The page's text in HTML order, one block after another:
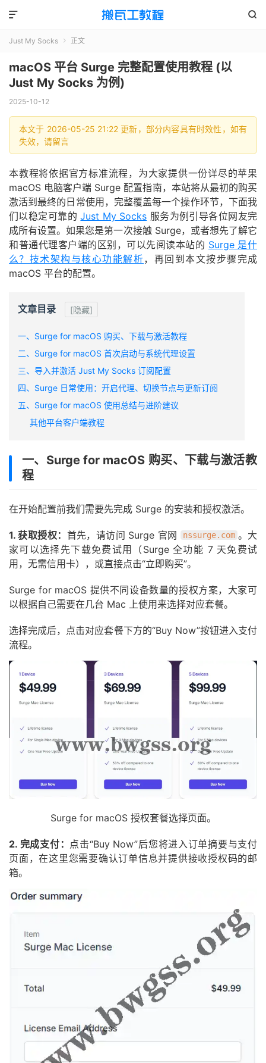


Just My Socks  正文
macOS 平台 Surge 完整配置使用教程 (以
Just My Socks 为例)
2025-10-12
本文于 2026-05-25 21:22 更新，部分内容具有时效性，如有
失效，请留言
本教程将依据官方标准流程，为大家提供一份详尽的苹果
macOS 电脑客户端 Surge 配置指南，本站将从最初的购买
激活到最终的日常使用，完整覆盖每一个操作环节，下面我
们以稳定可靠的Just My Socks 服务为例引导各位网友完
成所有设置。如果您是第一次接触 Surge，或者想先了解它
和普通代理客户端的区别，可以先阅读本站的 Surge 是什
么？技术架构与核心功能解析，再回到本文按步骤完成
macOS 平台的配置。
文章目录 [隐藏]
一、Surge for macOS 购买、下载与激活教程
二、Surge for macOS 首次启动与系统代理设置
三、导入并激活 Just My Socks 订阅配置
四、Surge 日常使用：开启代理、切换节点与更新订阅
五、Surge for macOS 使用总结与进阶建议
其他平台客户端教程
一、Surge for macOS 购买、下载与激活教
程
在开始配置前我们需要先完成 Surge 的安装和授权激活。
1. 获取授权： 首先，请访问 Surge 官网 nssurge.com 。大
家可以选择先下载免费试用（Surge 全功能 7 天免费试
用，无需信用卡），或直接点击“立即购买”。
Surge for macOS 提供不同设备数量的授权方案，大家可
以根据自己需要在几台 Mac 上使用来选择对应套餐。
选择完成后，点击对应套餐下方的“Buy Now”按钮进入支付
流程。
Surge for macOS 授权套餐选择页面。
2. 完成支付： 点击“Buy Now”后您将进入订单摘要与支付
页面，在这里您需要确认订单信息并提供接收授权码的邮
箱。